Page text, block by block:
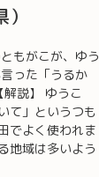
もがこが、ゆう
った「うるか
説】 ゆうこ
て」というつも
でよく使われま
地域は多いよう